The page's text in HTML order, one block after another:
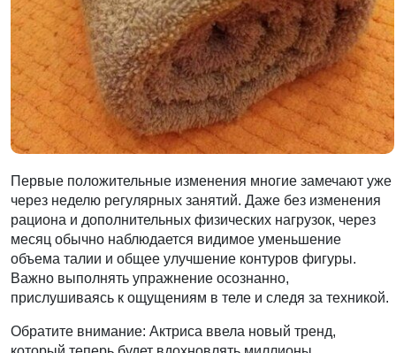
Первые положительные изменения многие замечают уже
через неделю регулярных занятий. Даже без изменения
рациона и дополнительных физических нагрузок, через
месяц обычно наблюдается видимое уменьшение
объема талии и общее улучшение контуров фигуры.
Важно выполнять упражнение осознанно,
прислушиваясь к ощущениям в теле и следя за техникой.
Обратите внимание: Актриса ввела новый тренд,